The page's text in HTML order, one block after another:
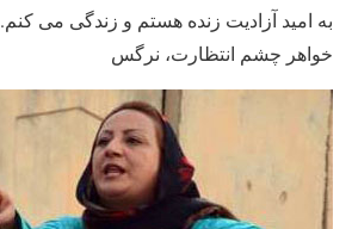
به امید آزادیت زنده هستم و زندگی می کنم.
خواهر چشم انتظارت، نرگس